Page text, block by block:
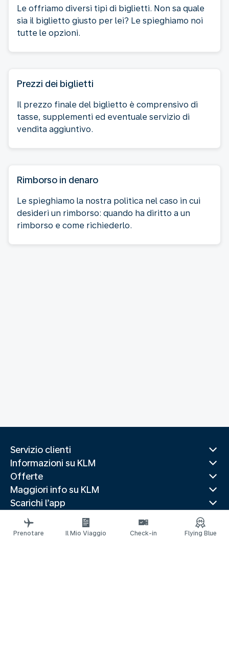
Le offriamo diversi tipi di biglietti. Non sa quale
sia il biglietto giusto per lei? Le spieghiamo noi
tutte le opzioni.
Prezzi dei biglietti
Il prezzo finale del biglietto è comprensivo di
tasse, supplementi ed eventuale servizio di
vendita aggiuntivo.
Rimborso in denaro
Le spieghiamo la nostra politica nel caso in cui
desideri un rimborso: quando ha diritto a un
rimborso e come richiederlo.
Servizio clienti
Informazioni su KLM
Offerte
Maggiori info su KLM
Scarichi l’app
Siti web correlati
Guide di viaggio
Prenotare Il Mio Viaggio Check-in Flying Blue